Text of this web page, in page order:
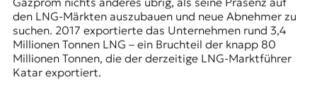
den LNG-Märkten auszubauen und neue Abnehmer zu
suchen. 2017 exportierte das Unternehmen rund 3,4
Millionen Tonnen LNG – ein Bruchteil der knapp 80
Millionen Tonnen, die der derzeitige LNG-Marktführer
Katar exportiert.